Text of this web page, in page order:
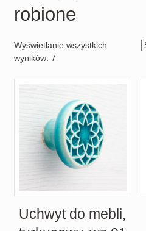
robione
Wyświetlanie wszystkich
wyników: 7
Uchwyt do mebli,